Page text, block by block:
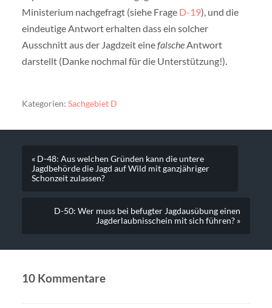
Ministerium nachgefragt (siehe Frage D-19), und die
eindeutige Antwort erhalten dass ein solcher
Ausschnitt aus der Jagdzeit einefalscheAntwort
darstellt (Danke nochmal für die Unterstützung!).
Kategorien: Sachgebiet D
« D-48: Aus welchen Gründen kann die untere
Jagdbehörde die Jagd auf Wild mit ganzjähriger
Schonzeit zulassen?
D-50: Wer muss bei befugter Jagdausübung einen
Jagderlaubnisschein mit sich führen? »
10 Kommentare